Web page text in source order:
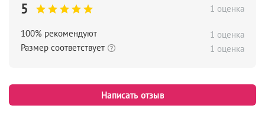
5 1 оценка
100% рекомендуют
1 оценка
Размер соответствует
1 оценка
Написать отзыв